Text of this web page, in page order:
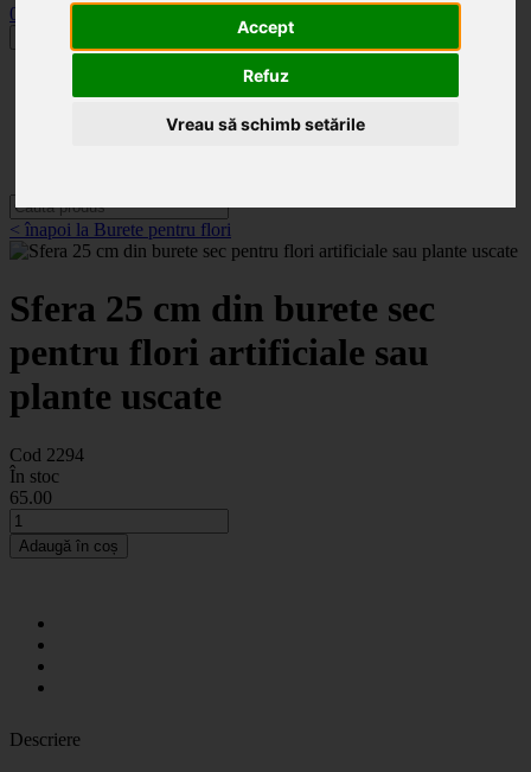
Accept
Refuz
Vreau să schimb setările
0
Categorii
< înapoi la Burete pentru flori
Sfera 25 cm din burete sec
pentru flori artificiale sau
plante uscate
Cod 2294
În stoc
65.00
Adaugă în coș
Descriere